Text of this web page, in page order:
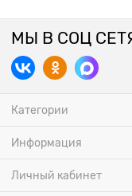
МЫ В СОЦ
Категории
Информация
Личный кабинет